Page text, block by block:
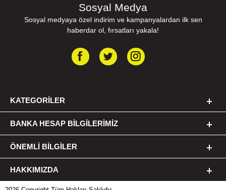
Sosyal Medya
Sosyal medyaya özel indirim ve kampanyalardan ilk sen
haberdar ol, fırsatları yakala!
KATEGORILER
BANKA HESAP BILGILERIMIZ
ÖNEMLI BILGILER
HAKKIMIZDA